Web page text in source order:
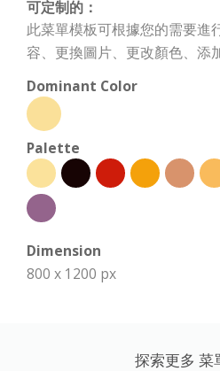
可定制的：
此菜單模板可根據您的需要進
容、更換圖片、更改顏色、添
Dominant Color
Palette
Dimension
800 x 1200 px
探索更多 菜